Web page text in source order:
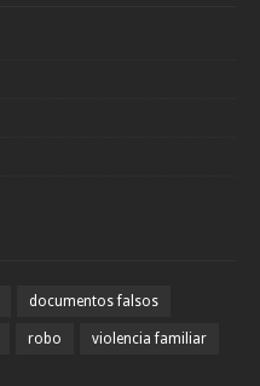
documentos falsos
robo violencia familiar